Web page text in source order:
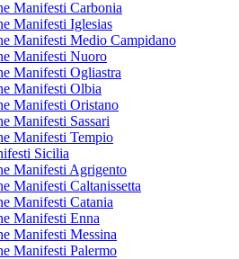
Manifesti Carbonia
Manifesti Iglesias
Manifesti Medio Campidano
Manifesti Nuoro
Manifesti Ogliastra
Manifesti Olbia
Manifesti Oristano
Manifesti Sassari
Manifesti Tempio
Sicilia
Manifesti Agrigento
Manifesti Caltanissetta
Manifesti Catania
Manifesti Enna
Manifesti Messina
Manifesti Palermo